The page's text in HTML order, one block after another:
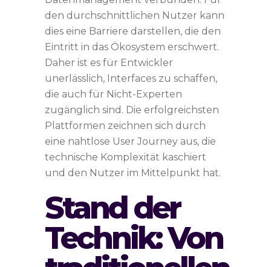
den durchschnittlichen Nutzer kann
dies eine Barriere darstellen, die den
Eintritt in das Ökosystem erschwert.
Daher ist es für Entwickler
unerlässlich, Interfaces zu schaffen,
die auch für Nicht-Experten
zugänglich sind. Die erfolgreichsten
Plattformen zeichnen sich durch
eine nahtlose User Journey aus, die
technische Komplexität kaschiert
und den Nutzer im Mittelpunkt hat.
Stand der
Technik: Von